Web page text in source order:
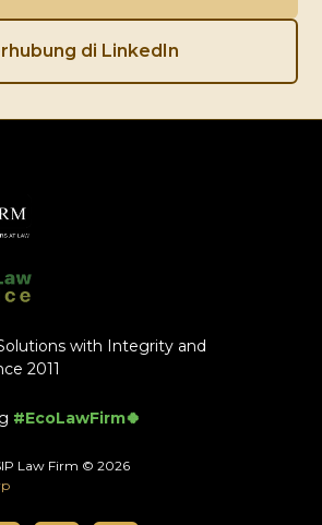
di LinkedIn
with Integrity and
2011
#EcoLawFirm🍀
Law Firm © 2026